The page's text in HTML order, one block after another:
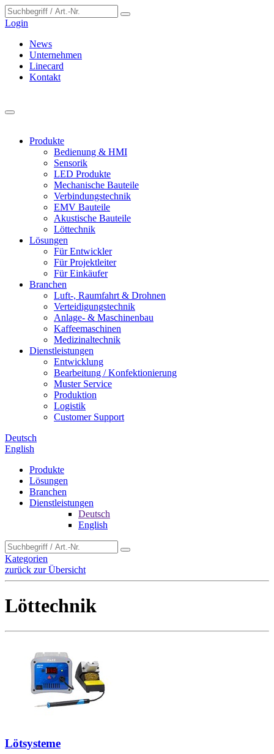
Login
News
Unternehmen
Linecard
Kontakt
Produkte
Bedienung & HMI
Sensorik
LED Produkte
Mechanische Bauteile
Verbindungstechnik
EMV Bauteile
Akustische Bauteile
Löttechnik
Lösungen
Für Entwickler
Für Projektleiter
Für Einkäufer
Branchen
Luft-, Raumfahrt & Drohnen
Verteidigungstechnik
Anlage- & Maschinenbau
Kaffeemaschinen
Medizinaltechnik
Dienstleistungen
Entwicklung
Bearbeitung / Konfektionierung
Muster Service
Produktion
Logistik
Customer Support
Deutsch
English
Produkte
Lösungen
Branchen
Dienstleistungen
Deutsch
English
Kategorien
zurück zur Übersicht
Löttechnik
Lötsysteme
Cookie-Einstellungen